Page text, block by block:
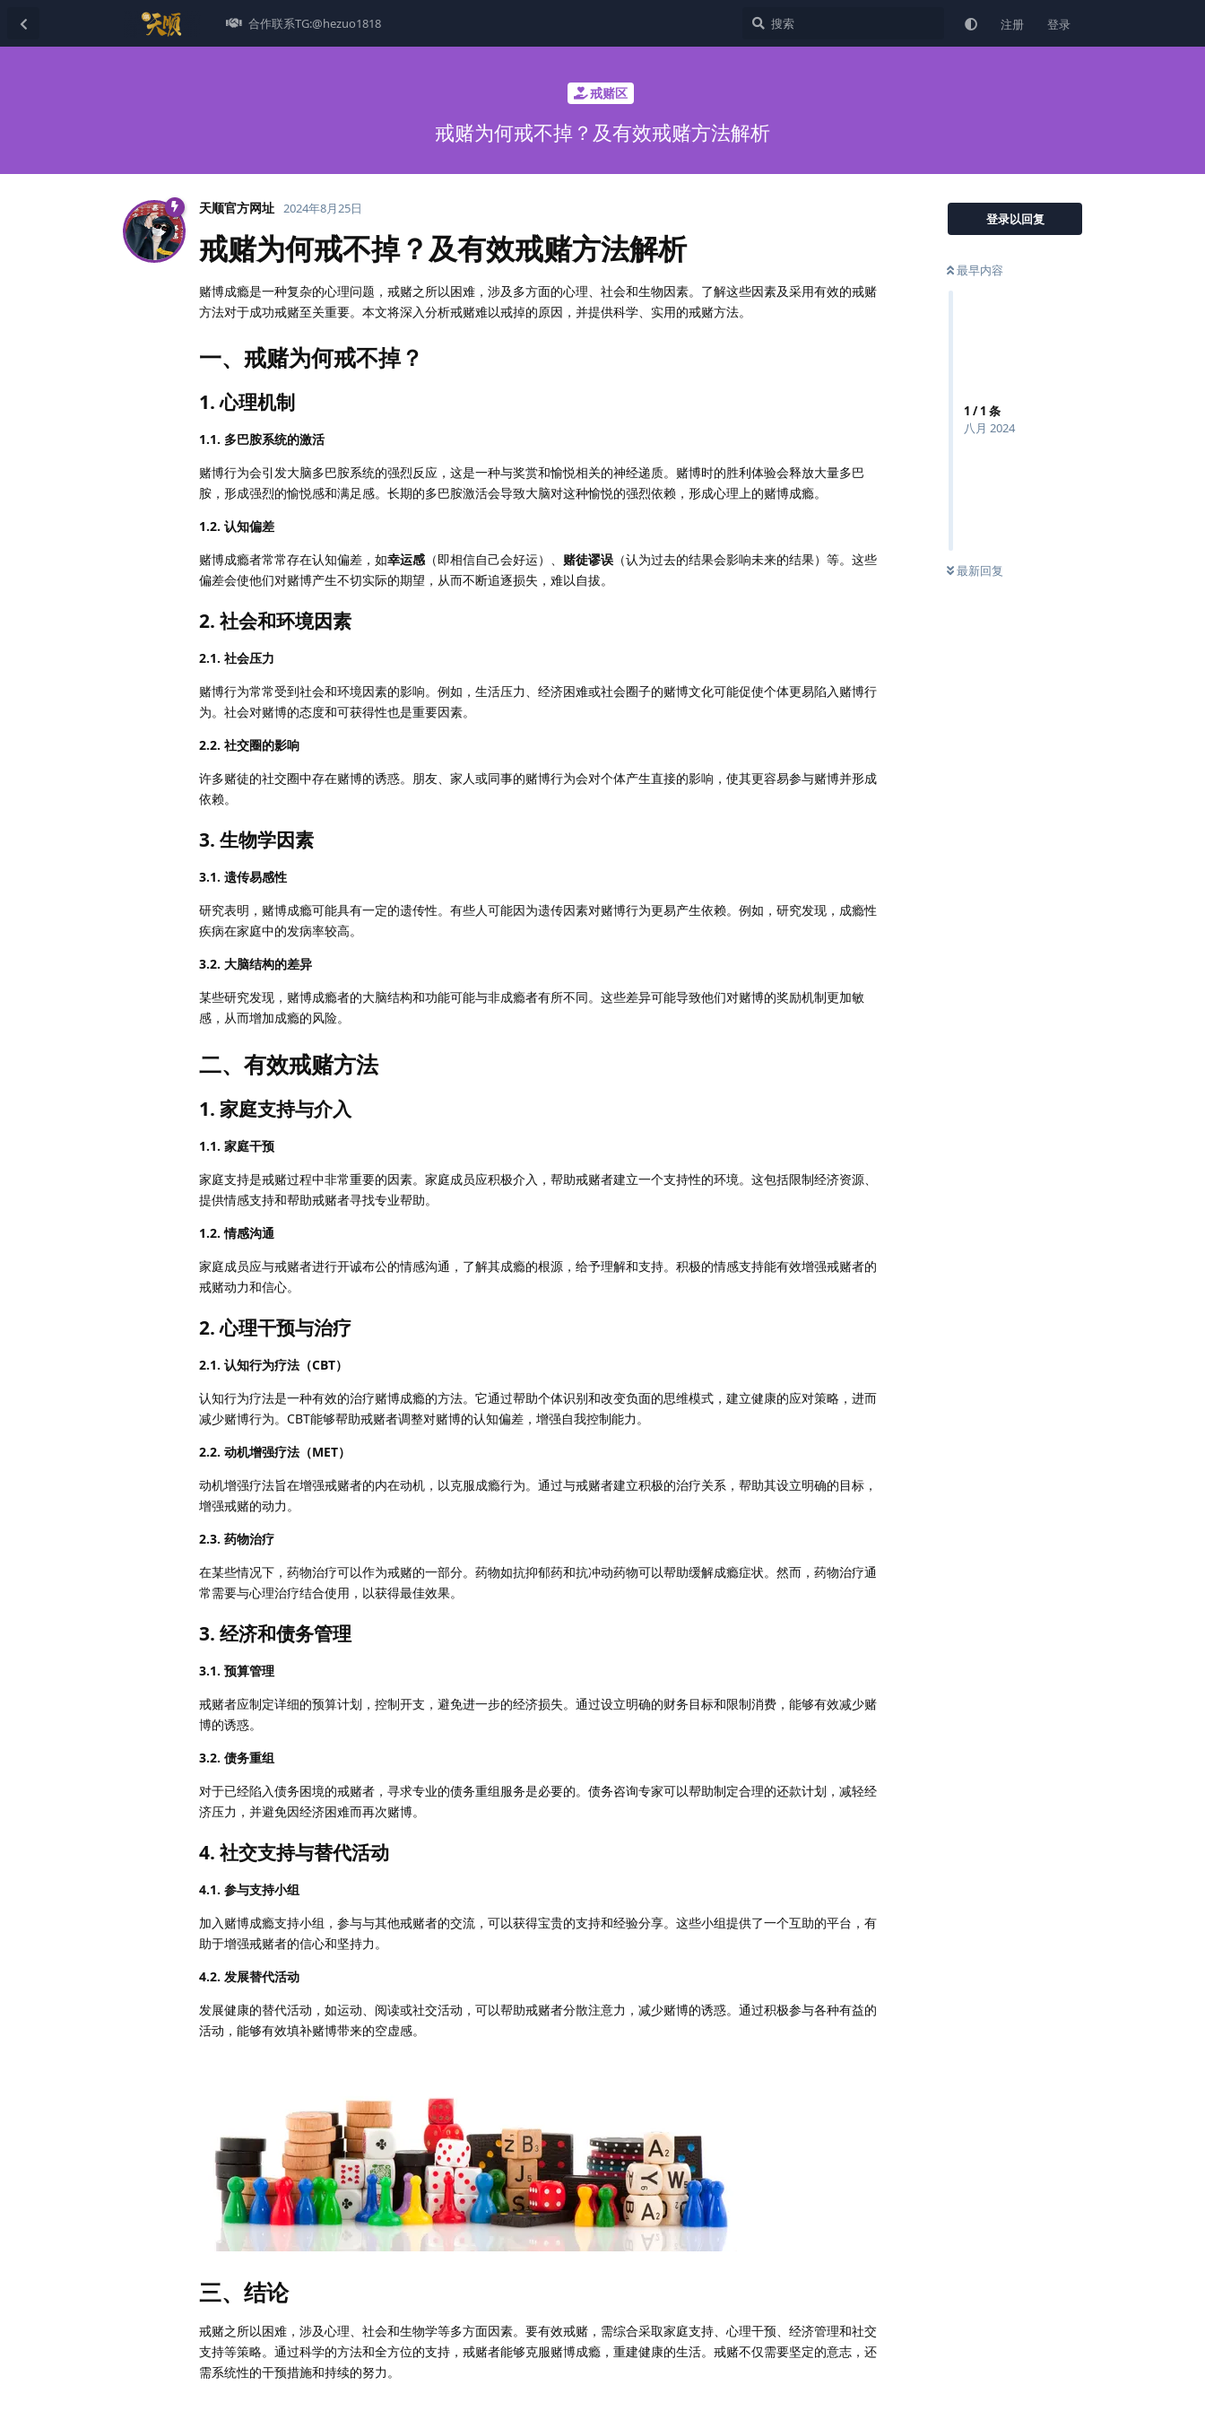
合作联系TG:@hezuo1818 注册 登录
戒赌区
戒赌为何戒不掉？及有效戒赌方法解析
登录以回复
最早内容
1 /1 条
八月 2024
最新回复
天顺官方网址 2024年8月25日
戒赌为何戒不掉？及有效戒赌方法解析
赌博成瘾是一种复杂的心理问题，戒赌之所以困难，涉及多方面的心理、社会和生物因素。了解这些因素及采用有效的戒赌
方法对于成功戒赌至关重要。本文将深入分析戒赌难以戒掉的原因，并提供科学、实用的戒赌方法。
一、戒赌为何戒不掉？
1.心理机制
1.1. 多巴胺系统的激活
赌博行为会引发大脑多巴胺系统的强烈反应，这是一种与奖赏和愉悦相关的神经递质。赌博时的胜利体验会释放大量多巴
胺，形成强烈的愉悦感和满足感。长期的多巴胺激活会导致大脑对这种愉悦的强烈依赖，形成心理上的赌博成瘾。
1.2. 认知偏差
赌博成瘾者常常存在认知偏差，如幸运感 （即相信自己会好运）、 赌徒谬误 （认为过去的结果会影响未来的结果）等。这些
偏差会使他们对赌博产生不切实际的期望，从而不断追逐损失，难以自拔。
2. 社会和环境因素
2.1. 社会压力
赌博行为常常受到社会和环境因素的影响。例如，生活压力、经济困难或社会圈子的赌博文化可能促使个体更易陷入赌博行
为。社会对赌博的态度和可获得性也是重要因素。
2.2. 社交圈的影响
许多赌徒的社交圈中存在赌博的诱惑。朋友、家人或同事的赌博行为会对个体产生直接的影响，使其更容易参与赌博并形成
依赖。
3. 生物学因素
3.1. 遗传易感性
研究表明，赌博成瘾可能具有一定的遗传性。有些人可能因为遗传因素对赌博行为更易产生依赖。例如，研究发现，成瘾性
疾病在家庭中的发病率较高。
3.2. 大脑结构的差异
某些研究发现，赌博成瘾者的大脑结构和功能可能与非成瘾者有所不同。这些差异可能导致他们对赌博的奖励机制更加敏
感，从而增加成瘾的风险。
二、有效戒赌方法
1. 家庭支持与介入
1.1. 家庭干预
家庭支持是戒赌过程中非常重要的因素。家庭成员应积极介入，帮助戒赌者建立一个支持性的环境。这包括限制经济资源、
提供情感支持和帮助戒赌者寻找专业帮助。
1.2. 情感沟通
家庭成员应与戒赌者进行开诚布公的情感沟通，了解其成瘾的根源，给予理解和支持。积极的情感支持能有效增强戒赌者的
戒赌动力和信心。
2.心理干预与治疗
2.1. 认知行为疗法（CBT）
认知行为疗法是一种有效的治疗赌博成瘾的方法。它通过帮助个体识别和改变负面的思维模式，建立健康的应对策略，进而
减少赌博行为。CBT能够帮助戒赌者调整对赌博的认知偏差，增强自我控制能力。
2.2. 动机增强疗法（MET）
动机增强疗法旨在增强戒赌者的内在动机，以克服成瘾行为。通过与戒赌者建立积极的治疗关系，帮助其设立明确的目标，
增强戒赌的动力。
2.3. 药物治疗
在某些情况下，药物治疗可以作为戒赌的一部分。药物如抗抑郁药和抗冲动药物可以帮助缓解成瘾症状。然而，药物治疗通
常需要与心理治疗结合使用，以获得最佳效果。
3. 经济和债务管理
3.1. 预算管理
戒赌者应制定详细的预算计划，控制开支，避免进一步的经济损失。通过设立明确的财务目标和限制消费，能够有效减少赌
博的诱惑。
3.2. 债务重组
对于已经陷入债务困境的戒赌者，寻求专业的债务重组服务是必要的。债务咨询专家可以帮助制定合理的还款计划，减轻经
济压力，并避免因经济困难而再次赌博。
4. 社交支持与替代活动
4.1. 参与支持小组
加入赌博成瘾支持小组，参与与其他戒赌者的交流，可以获得宝贵的支持和经验分享。这些小组提供了一个互助的平台，有
助于增强戒赌者的信心和坚持力。
4.2. 发展替代活动
发展健康的替代活动，如运动、阅读或社交活动，可以帮助戒赌者分散注意力，减少赌博的诱惑。通过积极参与各种有益的
活动，能够有效填补赌博带来的空虚感。
三、结论
戒赌之所以困难，涉及心理、社会和生物学等多方面因素。要有效戒赌，需综合采取家庭支持、心理干预、经济管理和社交
支持等策略。通过科学的方法和全方位的支持，戒赌者能够克服赌博成瘾，重建健康的生活。戒赌不仅需要坚定的意志，还
需系统性的干预措施和持续的努力。